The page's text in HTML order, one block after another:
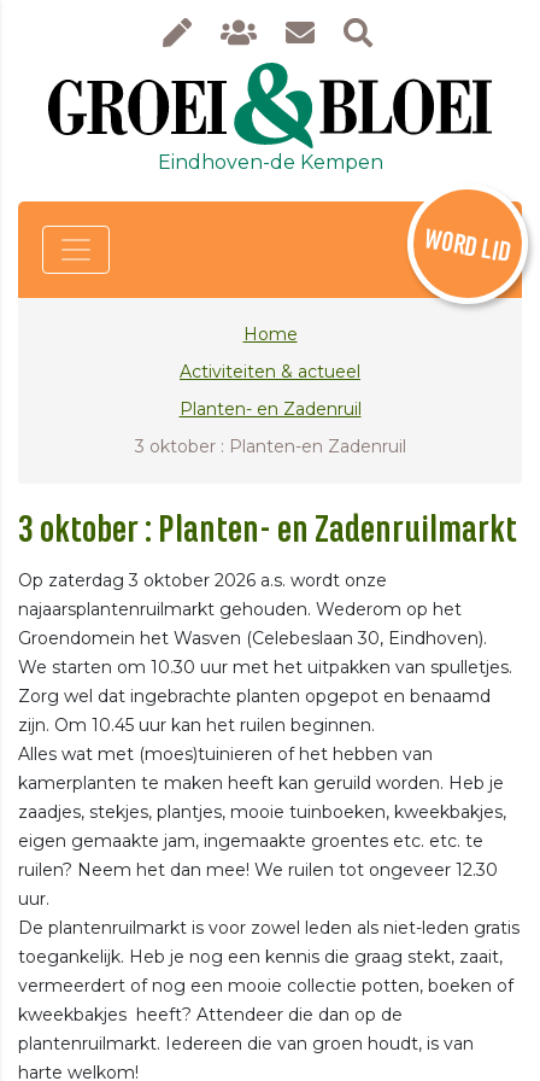
Eindhoven-de Kempen
WORD LID
Home
Activiteiten & actueel
Planten- en Zadenruil
3 oktober : Planten-en Zadenruil
3 oktober : Planten- en Zadenruilmarkt
Op zaterdag 3 oktober 2026 a.s. wordt onze
najaarsplantenruilmarkt gehouden. Wederom op het
Groendomein het Wasven (Celebeslaan 30, Eindhoven).
We starten om 10.30 uur met het uitpakken van spulletjes.
Zorg wel dat ingebrachte planten opgepot en benaamd
zijn. Om 10.45 uur kan het ruilen beginnen.
Alles wat met (moes)tuinieren of het hebben van
kamerplanten te maken heeft kan geruild worden. Heb je
zaadjes, stekjes, plantjes, mooie tuinboeken, kweekbakjes,
eigen gemaakte jam, ingemaakte groentes etc. etc. te
ruilen? Neem het dan mee! We ruilen tot ongeveer 12.30
uur.
De plantenruilmarkt is voor zowel leden als niet-leden gratis
toegankelijk. Heb je nog een kennis die graag stekt, zaait,
vermeerdert of nog een mooie collectie potten, boeken of
kweekbakjes heeft? Attendeer die dan op de
plantenruilmarkt. Iedereen die van groen houdt, is van
harte welkom!